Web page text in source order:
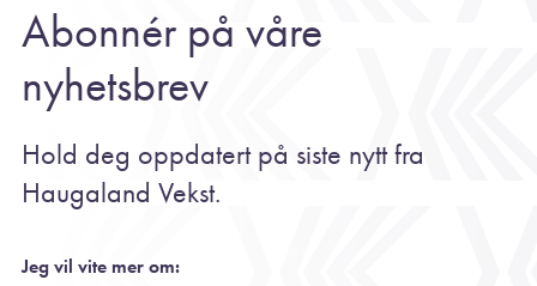
Abonnér på våre
nyhetsbrev
Hold deg oppdatert på siste nytt fra
Haugaland Vekst.
Jeg vil vite mer om: